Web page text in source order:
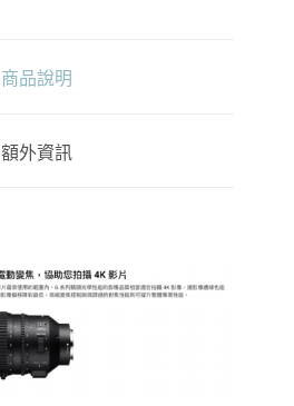
商品說明
額外資訊